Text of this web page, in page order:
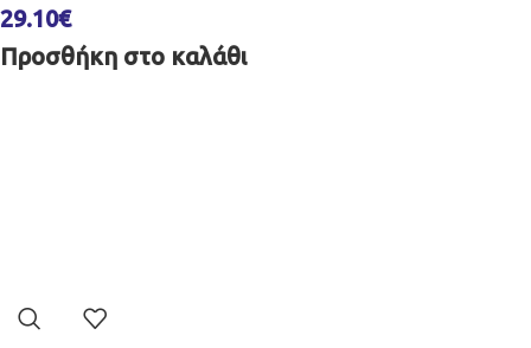
29.10€
Προσθήκη στο καλάθι